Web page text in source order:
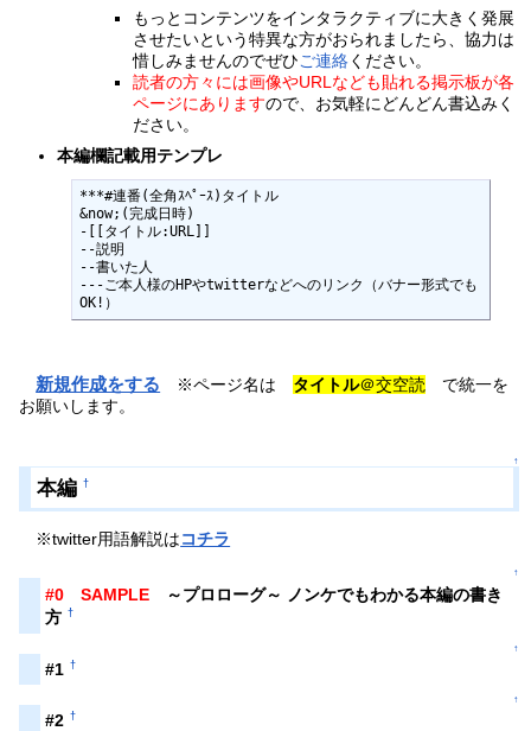
もっとコンテンツをインタラクティブに大きく発展
させたいという特異な方がおられましたら、協力は
惜しみませんのでぜひご連絡ください。
読者の方々には画像やURLなども貼れる掲示板が各
ページにありますので、お気軽にどんどん書込みく
ださい。
本編欄記載用テンプレ
***#連番(全角ｽﾍﾟｰｽ)タイトル
&now;(完成日時)
-[[タイトル:URL]]
--説明
--書いた人
---ご本人様のHPやtwitterなどへのリンク（バナー形式でも
OK!）
新規作成をする ※ページ名は タイトル＠交空読 で統一を
お願いします。
↑
本編 †
※twitter用語解説はコチラ
↑
#0SAMPLE ～プロローグ～ ノンケでもわかる本編の書き
方 †
↑
#1 †
↑
#2 †